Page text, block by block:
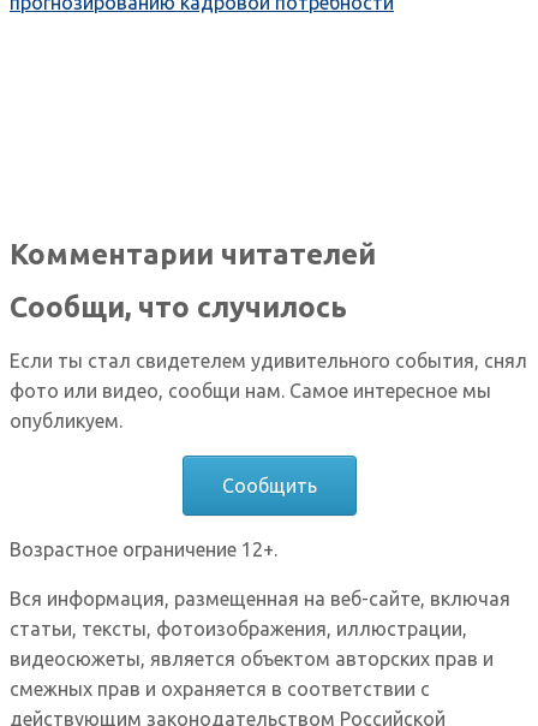
Комментарии читателей
Сообщи, что случилось
Если ты стал свидетелем удивительного события, снял
фото или видео, сообщи нам. Самое интересное мы
опубликуем.
Сообщить
Возрастное ограничение 12+.
Вся информация, размещенная на веб-сайте, включая
статьи, тексты, фотоизображения, иллюстрации,
видеосюжеты, является объектом авторских прав и
смежных прав и охраняется в соответствии с
действующим законодательством Российской